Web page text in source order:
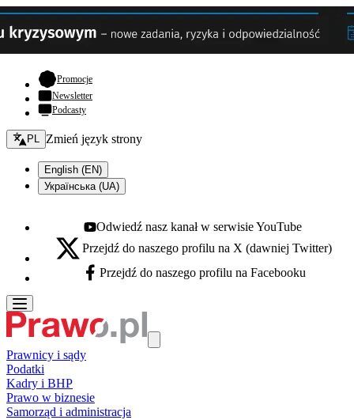
Promocje- otwiera się w nowej karcie
Newsletter
Podcasty
Zmień język - bieżący:
PL Zmień język strony
English (EN)
Українська (UA)
Youtube - otwiera się w nowej karcie
Odwiedź nasz kanał w serwisie YouTube
X - otwiera się w nowej karcie
Przejdź do naszego profilu na X (dawniej Twitter)
Facebook - otwiera się w nowej karcie
Przejdź do naszego profilu na Facebooku
Prawnicy i sądy
Podatki
Kadry i BHP
Prawo w biznesie
Samorząd i administracja